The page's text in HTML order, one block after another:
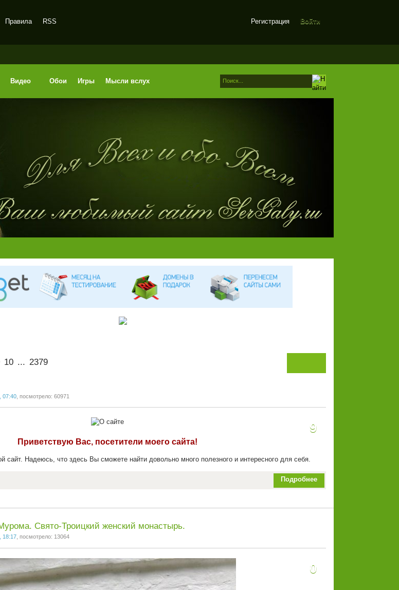
Регистрация Войти
Правила RSS
Видео Обои Игры Мысли вслух
10 ... 2379
07:40 , посмотрело: 60971
9
Приветствую Вас, посетители моего сайта!
сайт. Надеюсь, что здесь Вы сможете найти довольно много полезного и интересного для себя.
Подробнее
Свято-Троицкий женский монастырь.
18:17 , посмотрело: 13064
0